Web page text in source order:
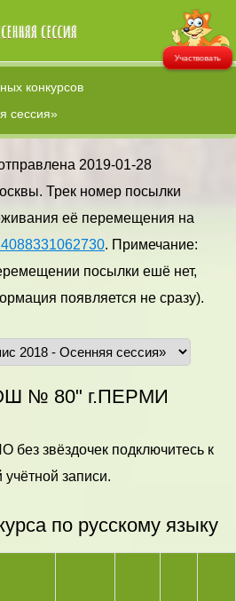
Участвовать
конкурсов
сессия»
2019-01-28
Трек номер посылки
её перемещения на
. Примечание:
посылки ешё нет,
появляется не сразу).
№ 80" г.ПЕРМИ
без звёздочек подключитесь к
учётной записи.
по русскому языку